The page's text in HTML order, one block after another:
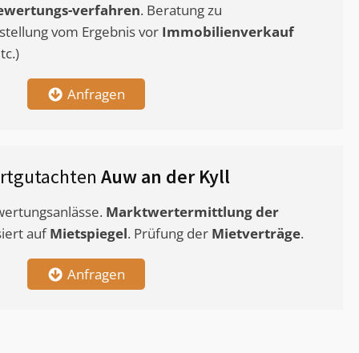
verfahren. Beratung zu
vom Ergebnis vor Immobilienverkauf
Anfragen
Auw an der Kyll
Marktwertermittlungder
aufMietspiegel. Prüfung der Mietverträge.
Anfragen